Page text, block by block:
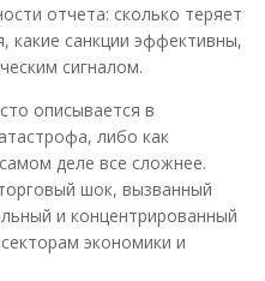
отчета: сколько теряет
какие санкции эффективны,
сигналом.
описывается в
либо как
деле все сложнее.
шок, вызванный
и концентрированный
экономики и